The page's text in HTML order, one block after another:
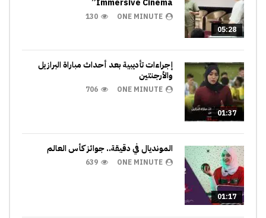
05:28
Immersive Cinema”
ONE MINUTE
130
01:37
إجراءات تأديبية بعد أحداث مباراة البرازيل
والأرجنتين
ONE MINUTE
706
01:17
المونديال في دقيقة.. جوائز كأس العالم
ONE MINUTE
639